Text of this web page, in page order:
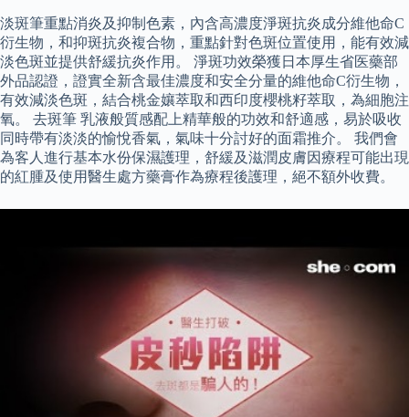
淡斑筆重點消炎及抑制色素，內含高濃度淨斑抗炎成分維他命C
衍生物，和抑斑抗炎複合物，重點針對色斑位置使用，能有效減
淡色斑並提供舒緩抗炎作用。 淨斑功效榮獲日本厚生省医藥部
外品認證，證實全新含最佳濃度和安全分量的維他命C衍生物，
有效減淡色斑，結合桃金孃萃取和西印度櫻桃籽萃取，為細胞注
氧。 去斑筆 乳液般質感配上精華般的功效和舒適感，易於吸收
同時帶有淡淡的愉悅香氣，氣味十分討好的面霜推介。 我們會
為客人進行基本水份保濕護理，舒緩及滋潤皮膚因療程可能出現
的紅腫及使用醫生處方藥膏作為療程後護理，絕不額外收費。